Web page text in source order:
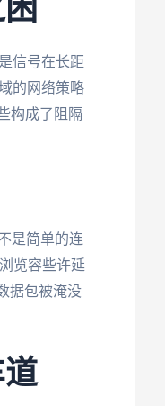
信号在长距
的网络策略
构成了阻隔
是简单的连
览容些许延
据包被淹没